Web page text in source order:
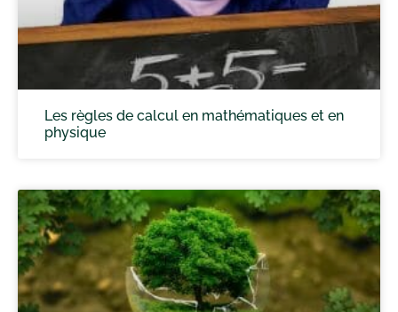
Les règles de calcul en mathématiques et en
physique